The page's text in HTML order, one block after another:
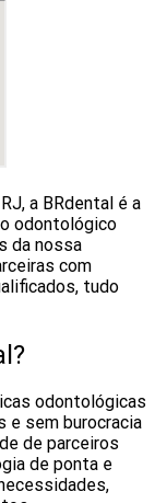
a BRdental é a
odontológico
da nossa
com
tudo
odontológicas
e sem burocracia
de parceiros
de ponta e